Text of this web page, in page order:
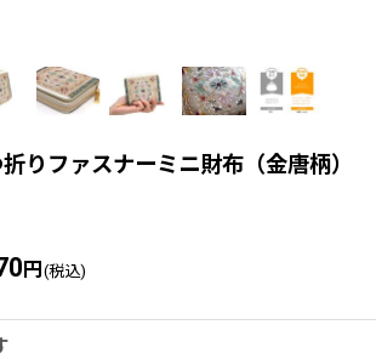
りファスナーミニ財布（金唐柄）
円 (税込)